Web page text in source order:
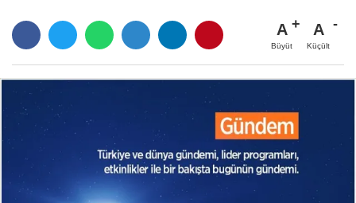
A
Büyüt
A
Küçült